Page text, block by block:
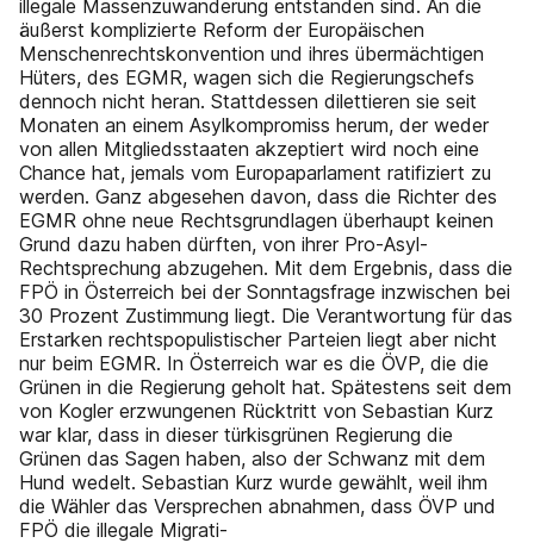
illegale Massenzuwanderung entstanden sind. An die
äußerst komplizierte Reform der Europäischen
Menschenrechtskonvention und ihres übermächtigen
Hüters, des EGMR, wagen sich die Regierungschefs
dennoch nicht heran. Stattdessen dilettieren sie seit
Monaten an einem Asylkompromiss herum, der weder
von allen Mitgliedsstaaten akzeptiert wird noch eine
Chance hat, jemals vom Europaparlament ratifiziert zu
werden. Ganz abgesehen davon, dass die Richter des
EGMR ohne neue Rechtsgrundlagen überhaupt keinen
Grund dazu haben dürften, von ihrer Pro-Asyl-
Rechtsprechung abzugehen. Mit dem Ergebnis, dass die
FPÖ in Österreich bei der Sonntagsfrage inzwischen bei
30 Prozent Zustimmung liegt. Die Verantwortung für das
Erstarken rechtspopulistischer Parteien liegt aber nicht
nur beim EGMR. In Österreich war es die ÖVP, die die
Grünen in die Regierung geholt hat. Spätestens seit dem
von Kogler erzwungenen Rücktritt von Sebastian Kurz
war klar, dass in dieser türkisgrünen Regierung die
Grünen das Sagen haben, also der Schwanz mit dem
Hund wedelt. Sebastian Kurz wurde gewählt, weil ihm
die Wähler das Versprechen abnahmen, dass ÖVP und
FPÖ die illegale Migrati-